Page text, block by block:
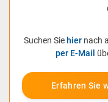
Suchen Sie hiernach
per E-Mail
Erfahren Sie